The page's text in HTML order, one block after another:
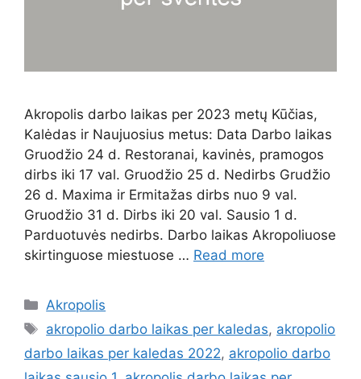
Akropolis darbo laikas per 2023 metų Kūčias,
Kalėdas ir Naujuosius metus: Data Darbo laikas
Gruodžio 24 d. Restoranai, kavinės, pramogos
dirbs iki 17 val. Gruodžio 25 d. Nedirbs Grudžio
26 d. Maxima ir Ermitažas dirbs nuo 9 val.
Gruodžio 31 d. Dirbs iki 20 val. Sausio 1 d.
Parduotuvės nedirbs. Darbo laikas Akropoliuose
skirtinguose miestuose … Read more
Akropolis
akropolio darbo laikas per kaledas, akropolio
darbo laikas per kaledas 2022, akropolio darbo